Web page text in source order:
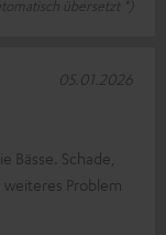
übersetzt *)
Bässe. Schade,
Problem
05.01.2026